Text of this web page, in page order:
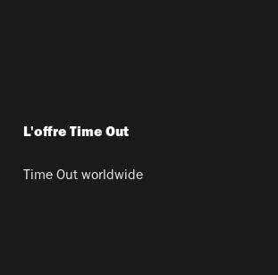
L'offre Time Out
Time Out worldwide